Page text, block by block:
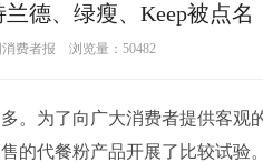
德、绿瘦、Keep被点名
费者报 浏览量： 50482
为了向广大消费者提供客观
的代餐粉产品开展了比较试验